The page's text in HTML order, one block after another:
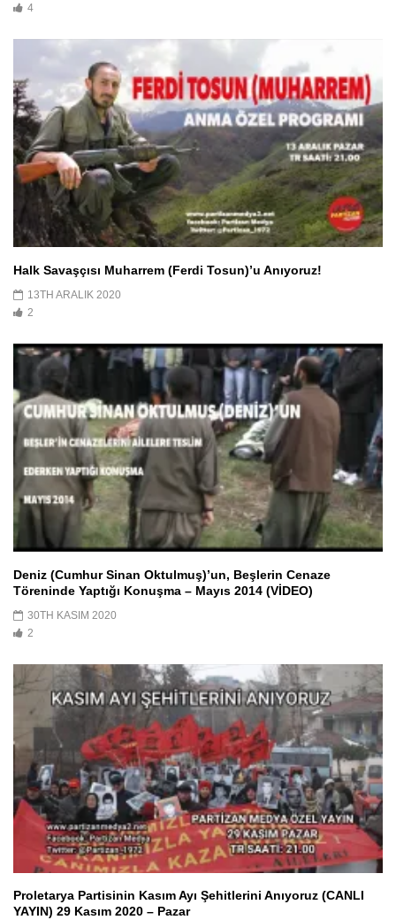
4
Halk Savaşçısı Muharrem (Ferdi Tosun)’u Anıyoruz!
13TH ARALIK 2020
2
Deniz (Cumhur Sinan Oktulmuş)’un, Beşlerin Cenaze
Töreninde Yaptığı Konuşma – Mayıs 2014 (VİDEO)
30TH KASIM 2020
2
Proletarya Partisinin Kasım Ayı Şehitlerini Anıyoruz (CANLI
YAYIN) 29 Kasım 2020 – Pazar